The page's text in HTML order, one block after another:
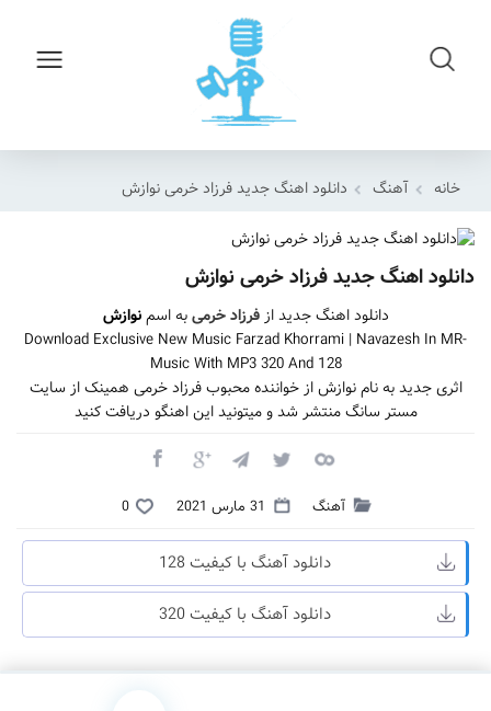
خانه آهنگ دانلود اهنگ جدید فرزاد خرمی نوازش
دانلود اهنگ جدید فرزاد خرمی نوازش
دانلود اهنگ جدید ازفرزاد خرمیبه اسمنوازش
Download Exclusive New Music Farzad Khorrami | Navazesh In MR-
Music With MP3 320 And 128
اثری جدید به نام نوازش از خواننده محبوب فرزاد خرمی همینک از سایت
مستر سانگ منتشر شد و میتونید این اهنگو دریافت کنید
آهنگ 31 مارس 2021 0
دانلود آهنگ با کیفیت 128
دانلود آهنگ با کیفیت 320